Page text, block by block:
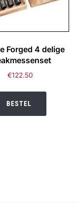
Forged 4 delige
€122.50
BESTEL